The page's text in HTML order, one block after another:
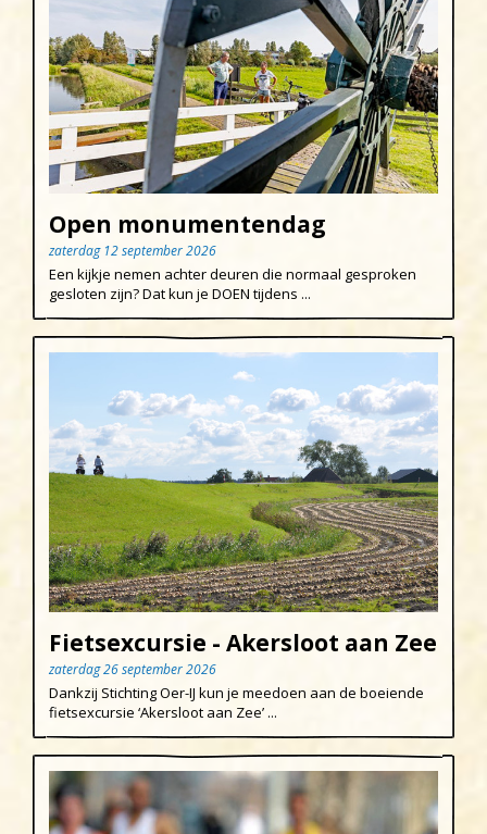
Open monumentendag
zaterdag 12 september 2026
Een kijkje nemen achter deuren die normaal gesproken
gesloten zijn? Dat kun je DOEN tijdens ...
Fietsexcursie - Akersloot aan Zee
zaterdag 26 september 2026
Dankzij Stichting Oer-IJ kun je meedoen aan de boeiende
fietsexcursie ‘Akersloot aan Zee’ ...